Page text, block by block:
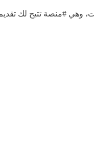
وهي #منصة تتيح لك